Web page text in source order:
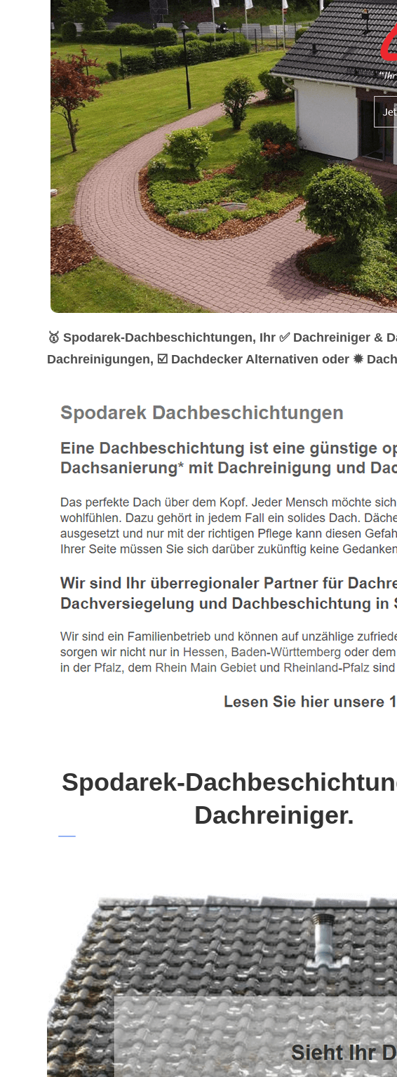
🥇 Spodarek-Dachbeschichtungen, Ihr ✅ Dachreiniger
Dachreinigungen, ☑️ Dachdecker Alternativen oder ✹
Spodarek-
Dachreiniger.